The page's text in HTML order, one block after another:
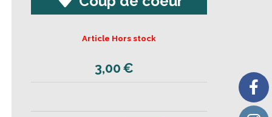
3,00€
Article Hors stock